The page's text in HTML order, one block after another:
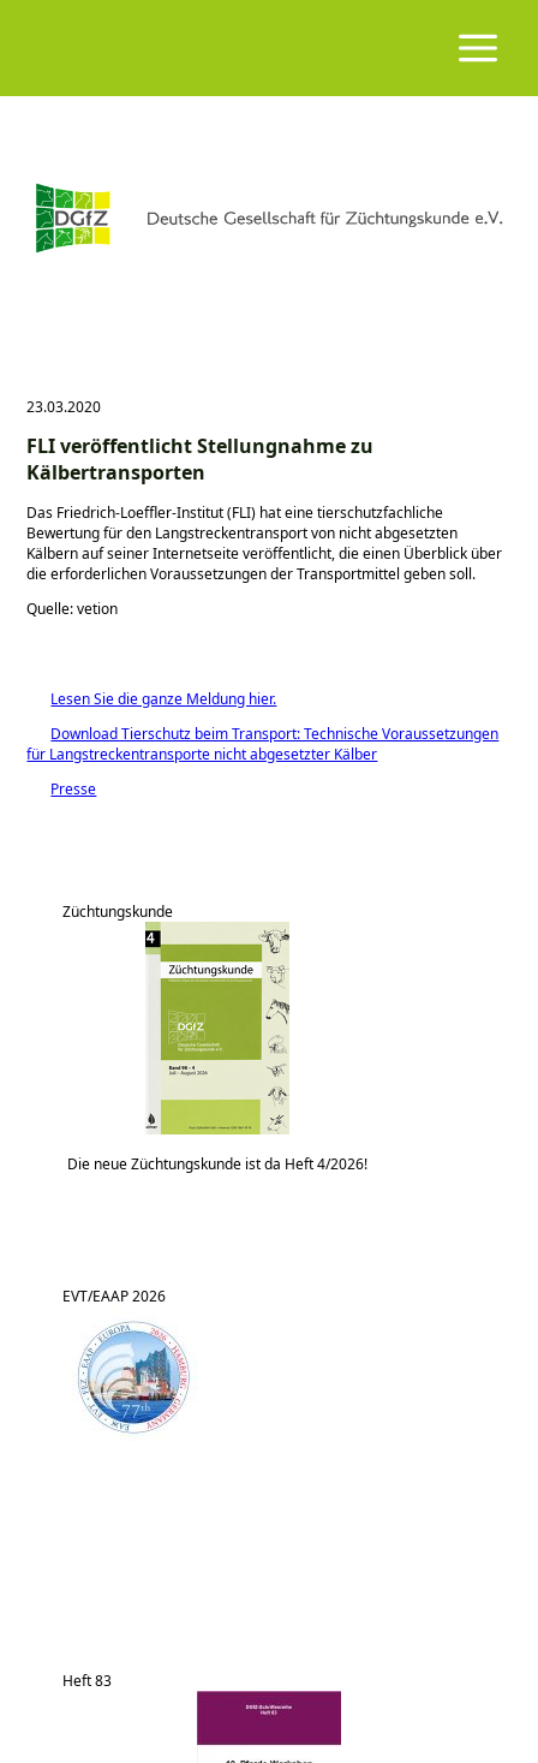
23.03.2020
FLI veröffentlicht Stellungnahme zu
Kälbertransporten
Das Friedrich-Loeffler-Institut (FLI) hat eine tierschutzfachliche
Bewertung für den Langstreckentransport von nicht abgesetzten
Kälbern auf seiner Internetseite veröffentlicht, die einen Überblick über
die erforderlichen Voraussetzungen der Transportmittel geben soll.
Quelle: vetion
Lesen Sie die ganze Meldung hier.
Download Tierschutz beim Transport: Technische Voraussetzungen
für Langstreckentransporte nicht abgesetzter Kälber
Presse
Züchtungskunde
Die neue Züchtungskunde ist da Heft 4/2026!
EVT/EAAP 2026
Heft 83